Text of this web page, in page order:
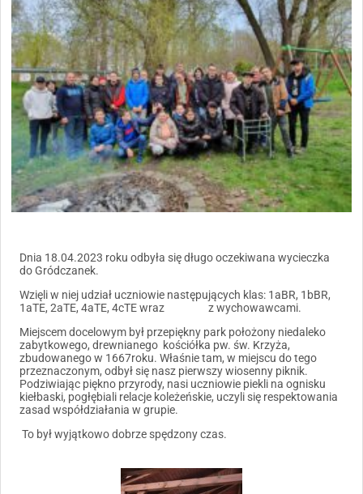
Dnia 18.04.2023 roku odbyła się długo oczekiwana wycieczka
do Gródczanek.
Wzięli w niej udział uczniowie następujących klas: 1aBR, 1bBR,
1aTE, 2aTE, 4aTE, 4cTE wraz z wychowawcami.
Miejscem docelowym był przepiękny park położony niedaleko
zabytkowego, drewnianego kościółka pw. św. Krzyża,
zbudowanego w 1667roku. Właśnie tam, w miejscu do tego
przeznaczonym, odbył się nasz pierwszy wiosenny piknik.
Podziwiając piękno przyrody, nasi uczniowie piekli na ognisku
kiełbaski, pogłębiali relacje koleżeńskie, uczyli się respektowania
zasad współdziałania w grupie.
To był wyjątkowo dobrze spędzony czas.